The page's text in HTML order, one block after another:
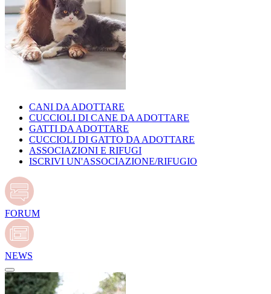
CANI DA ADOTTARE
CUCCIOLI DI CANE DA ADOTTARE
GATTI DA ADOTTARE
CUCCIOLI DI GATTO DA ADOTTARE
ASSOCIAZIONI E RIFUGI
ISCRIVI UN'ASSOCIAZIONE/RIFUGIO
FORUM
NEWS